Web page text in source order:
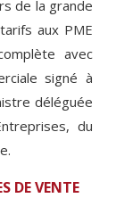
de la grande
aux PME
avec
signé à
déléguée
du
DE VENTE